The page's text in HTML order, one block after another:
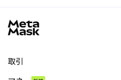
取引